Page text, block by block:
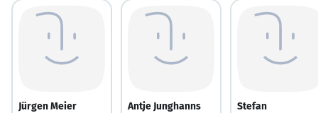
Jürgen Meier Antje Junghanns
Stefan